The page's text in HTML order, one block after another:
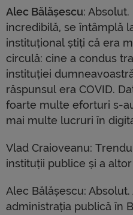
Alec Bălășescu:
incredibilă, se întâmplă
instituțional știți că era
circulă: cine a condus
instituției
răspunsul era COVID.
foarte multe eforturi s-
mai multe lucruri în
Vlad Craioveanu:
instituții publice și a
Alec Bălășescu:
administrația publică în